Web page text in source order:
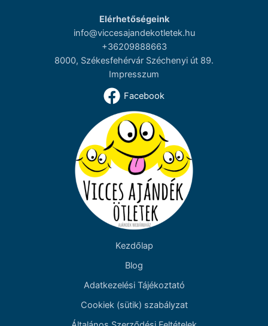
Elérhetőségeink
info@viccesajandekotletek.hu
+36209888663
8000, Székesfehérvár Széchenyi út 89.
Impresszum
Facebook
Kezdőlap
Blog
Adatkezelési Tájékoztató
Cookiek (sütik) szabályzat